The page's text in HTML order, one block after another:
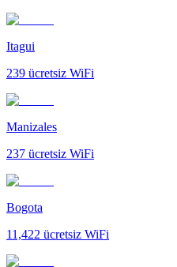
Itagui
239 ücretsiz WiFi
Manizales
237 ücretsiz WiFi
Bogota
11,422 ücretsiz WiFi